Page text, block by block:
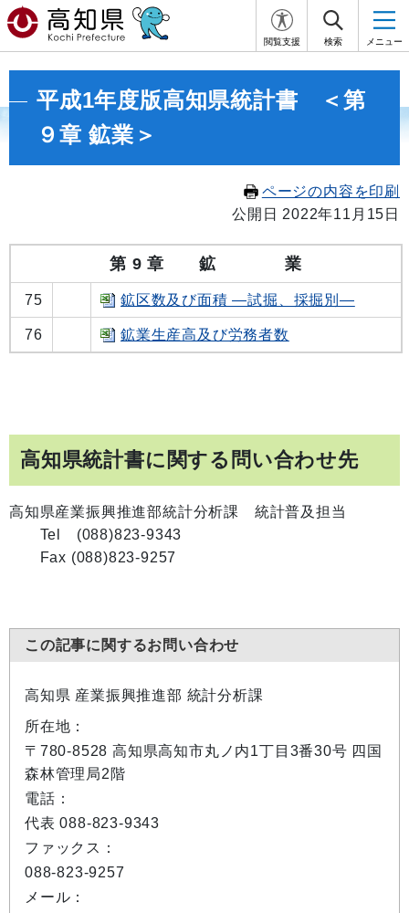
閲覧支援 検索 メニュー
平成1年度版高知県統計書 ＜第
９章 鉱業＞
ページの内容を印刷
公開日 2022年11月15日
第 9 章 鉱 業
75 鉱区数及び面積 ―試掘、採掘別―
76 鉱業生産高及び労務者数
高知県統計書に関する問い合わせ先
高知県産業振興推進部統計分析課 統計普及担当
Tel (088)823-9343
Fax (088)823-9257
この記事に関するお問い合わせ
高知県 産業振興推進部 統計分析課
所在地：
〒780-8528 高知県高知市丸ノ内1丁目3番30号 四国
森林管理局2階
電話：
代表 088-823-9343
ファックス：
088-823-9257
メール：